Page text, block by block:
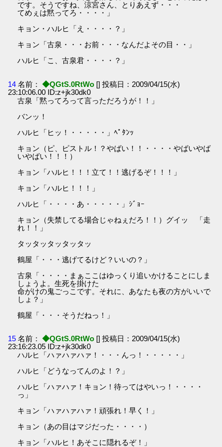
です。そうですね、涼宮さん、とりあえず・・・
てめぇは黙ってろ・・・・」
キョン・ハルヒ「え・・・・？」
キョン「古泉・・・お前・・・なんだよその目・・」
ハルヒ「こ、古泉君・・・・？」
14 名前： ◆QGtS.0RtWo [] 投稿日：2009/04/15(水)
23:10:06.00 ID:z+jk30dk0
古泉「黙ってろって言っただろうが！！」
バンッ！
ハルヒ「ヒッ！・・・・・」ﾍﾟﾀﾝｯ
キョン（ピ、ピストル！？やばい！！・・・・やばいやば
いやばい！！！）
キョン「ハルヒ！！！立て！！逃げるぞ！！！」
キョン「ハルヒ！！！」
ハルヒ「・・・・あ・・・・・」ｼﾞｮｰ
キョン（失禁してる場合じゃねぇだろ！！）グイッ 「走
れ！！」
タッタッタッタッタッ
鶴屋「・・・逃げてるけど？いいの？」
古泉「・・・・まぁここはゆっくり追いかけることにしま
しょうよ。生死を掛けた
命がけの鬼ごっこです。それに、あなたも夜の方がいいで
しょ？」
鶴屋「・・・そうだねっ！」
15 名前： ◆QGtS.0RtWo [] 投稿日：2009/04/15(水)
23:16:23.05 ID:z+jk30dk0
ハルヒ「ハァハァハァ！・・・んっ！・・・・・」
ハルヒ「どうなってんのよ！？」
ハルヒ「ハァハァ！キョン！待ってはやいっ！・・・・
っ」
キョン「ハァハァハァ！頑張れ！早く！」
キョン（あの目はマジだった・・・・）
キョン「ハルヒ！あそこに隠れるぞ！」